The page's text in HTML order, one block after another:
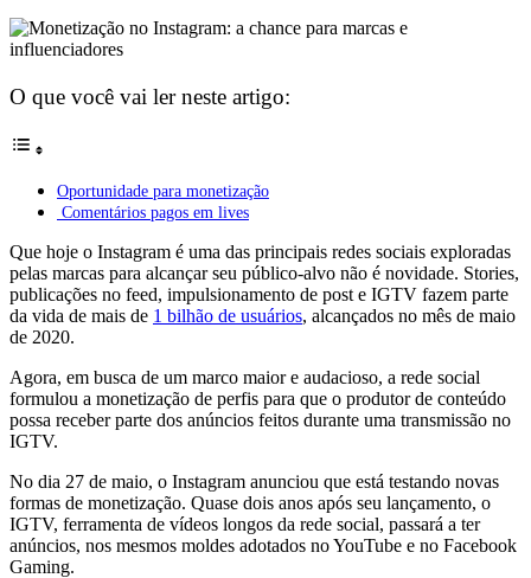
O que você vai ler neste artigo:
Oportunidade para monetização
Comentários pagos em lives
Que hoje o Instagram é uma das principais redes sociais exploradas
pelas marcas para alcançar seu público-alvo não é novidade. Stories,
publicações no feed, impulsionamento de post e IGTV fazem parte
da vida de mais de 1 bilhão de usuários, alcançados no mês de maio
de 2020.
Agora, em busca de um marco maior e audacioso, a rede social
formulou a monetização de perfis para que o produtor de conteúdo
possa receber parte dos anúncios feitos durante uma transmissão no
IGTV.
No dia 27 de maio, o Instagram anunciou que está testando novas
formas de monetização. Quase dois anos após seu lançamento, o
IGTV, ferramenta de vídeos longos da rede social, passará a ter
anúncios, nos mesmos moldes adotados no YouTube e no Facebook
Gaming.